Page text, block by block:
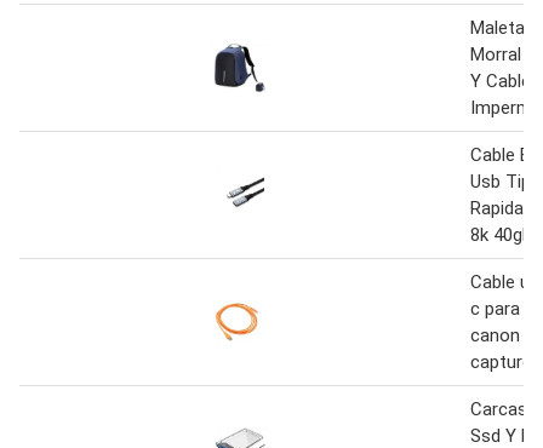
Maleta
Morral
Y Cable
Cable
Usb
Rapida
8k
Cable
c para
canon
capture
Carcasa
Ssd Y